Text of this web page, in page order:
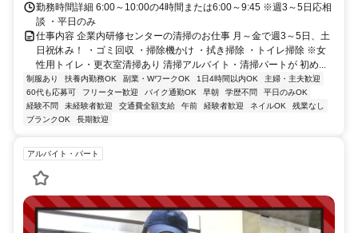
勤務時間詳細 6:00～10:00の4時間または6:00～9:45 ※週3～5日応相
談 ・平日のみ
仕事内容 企業内研修センターの清掃のお仕事 月～金で週3～5日、土
日祝休み！ ・ゴミ回収 ・掃除機かけ ・拭き掃除 ・トイレ掃除 ※女
性用トイレ・更衣室清掃あり 清掃アルバイト・清掃パートが 初め...
制服あり 扶養内勤務OK 副業・WワークOK 1日4時間以内OK
主婦・主夫歓迎
60代も応募可
フリーター歓迎 バイク通勤OK 早朝 学歴不問
平日のみOK
経験不問
未経験者歓迎 交通費全額支給 午前 経験者歓迎 ネイルOK
残業なし
ブランクOK
長期歓迎
アルバイト・パート